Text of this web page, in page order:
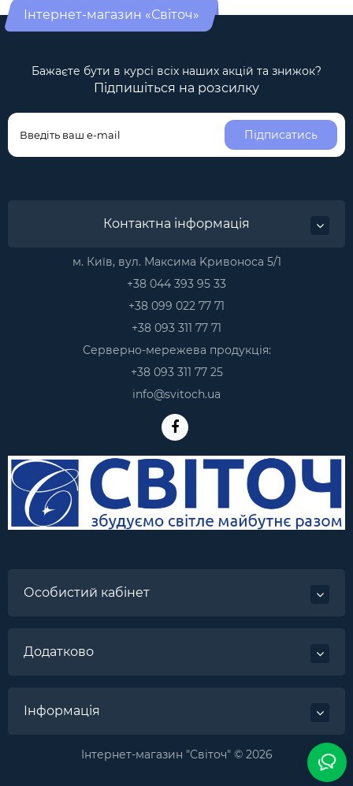
Інтернет-магазин «Світоч»
Бажаєте бути в курсі всіх наших акцій та знижок?
Підпишіться на розсилку
Підписатись
Контактна інформація
м. Київ, вул. Максима Kривоноса 5/1
+38 044 393 95 33
+38 099 022 77 71
+38 093 311 77 71
Серверно-мережева продукція:
+38 093 311 77 25
info@svitoch.ua
Особистий кабінет
Додатково
Інформація
Інтернет-магазин "Світоч" © 2026